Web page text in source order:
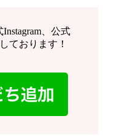
、公式
ております！